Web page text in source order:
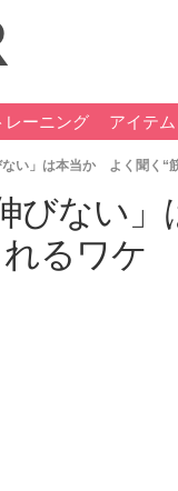
レーニング アイテム
ない」は本当か よく聞く“
びない
れるワケ